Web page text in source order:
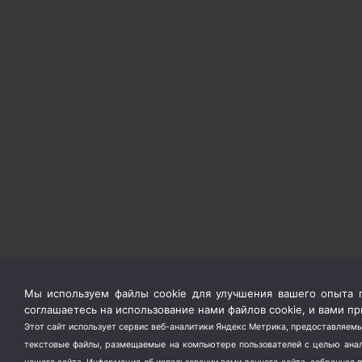
Мы используем файлы cookie для улучшения вашего опыта
соглашаетесь на использование нами файлов cookie, и вами
Этот сайт использует сервис веб-аналитики Яндекс Метрика,
текстовые файлы, размещаемые на компьютере пользователей с целью